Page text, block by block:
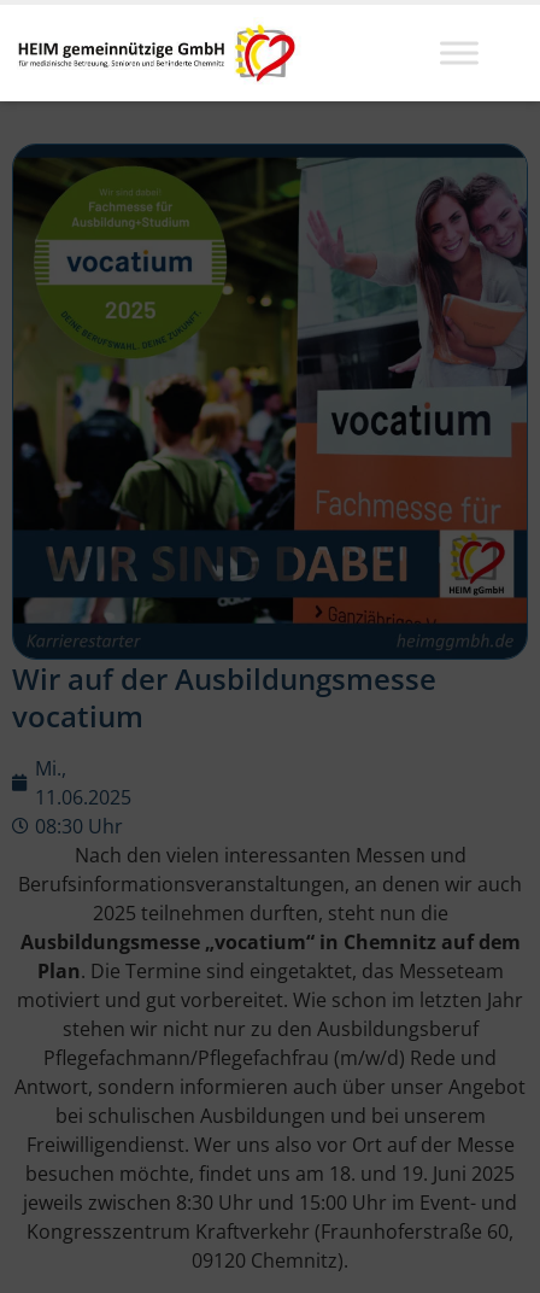
Wir auf der Ausbildungsmesse
vocatium
Mi.,
11.06.2025
08:30 Uhr
Nach den vielen interessanten Messen und
Berufsinformationsveranstaltungen, an denen wir auch
2025 teilnehmen durften, steht nun die
Ausbildungsmesse „vocatium“ in Chemnitz auf dem
Plan. Die Termine sind eingetaktet, das Messeteam
motiviert und gut vorbereitet. Wie schon im letzten Jahr
stehen wir nicht nur zu den Ausbildungsberuf
Pflegefachmann/Pflegefachfrau (m/w/d) Rede und
Antwort, sondern informieren auch über unser Angebot
bei schulischen Ausbildungen und bei unserem
Freiwilligendienst. Wer uns also vor Ort auf der Messe
besuchen möchte, findet uns am 18. und 19. Juni 2025
jeweils zwischen 8:30 Uhr und 15:00 Uhr im Event- und
Kongresszentrum Kraftverkehr (Fraunhoferstraße 60,
09120 Chemnitz).